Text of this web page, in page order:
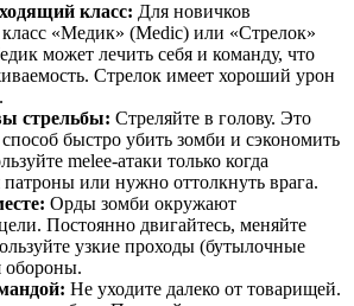
класс: Для новичков
класс «Медик» (Medic) или «Стрелок»
может лечить себя и команду, что
Стрелок имеет хороший урон
стрельбы: Стреляйте в голову. Это
быстро убить зомби и сэкономить
melee-атаки только когда
патроны или нужно оттолкнуть врага.
Орды зомби окружают
Постоянно двигайтесь, меняйте
узкие проходы (бутылочные
обороны.
Не уходите далеко от товарищей.